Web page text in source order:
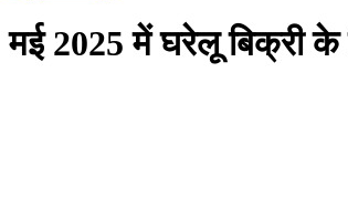
मई 2025 में घरेलू बिक्री